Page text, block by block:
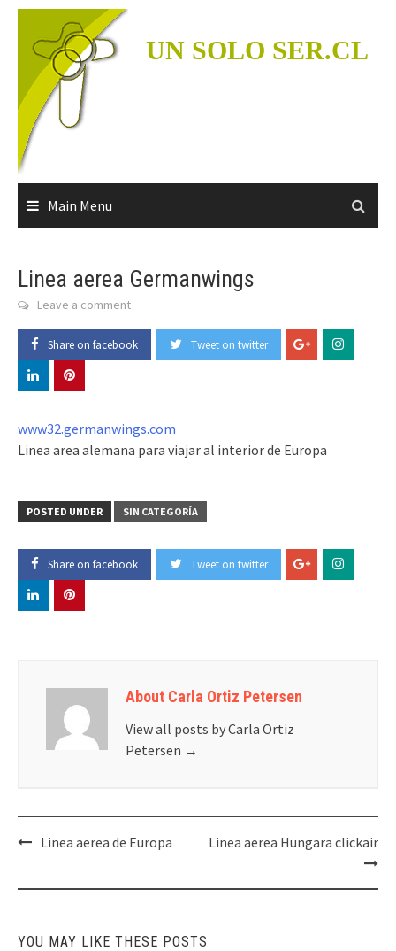
Skip
content
UN SOLO SER.CL
Main Menu
Linea aerea Germanwings
Leave a comment
Share on facebook Tweet on twitter
www32.germanwings.com
Linea area alemana para viajar al interior de Europa
POSTED UNDER SIN CATEGORÍA
Share on facebook Tweet on twitter
About Carla Ortiz Petersen
View all posts by Carla Ortiz
Petersen →
PostLinea aerea de Europa Linea aerea Hungara clickair
YOU MAY LIKE THESE POSTS